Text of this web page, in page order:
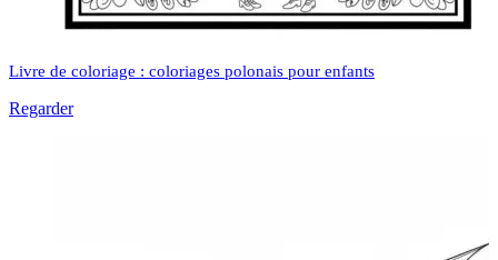
Livre de coloriage : coloriages polonais pour enfants
Regarder